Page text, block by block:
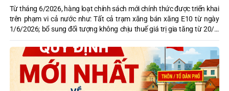
Từ tháng 6/2026, hàng loạt chính sách mới chính thức được triển khai
trên phạm vi cả nước như: Tất cả trạm xăng bán xăng E10 từ ngày
1/6/2026; bổ sung đối tượng không chịu thuế giá trị gia tăng từ 20/6;
áp dụng quy định mới về đánh giá rèn luyện sinh viên...